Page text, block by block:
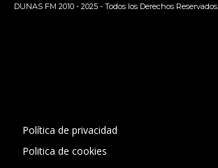
DUNAS FM 2010 - 2025 - Todos los Derechos Reservados.
Política de privacidad
Politica de cookies